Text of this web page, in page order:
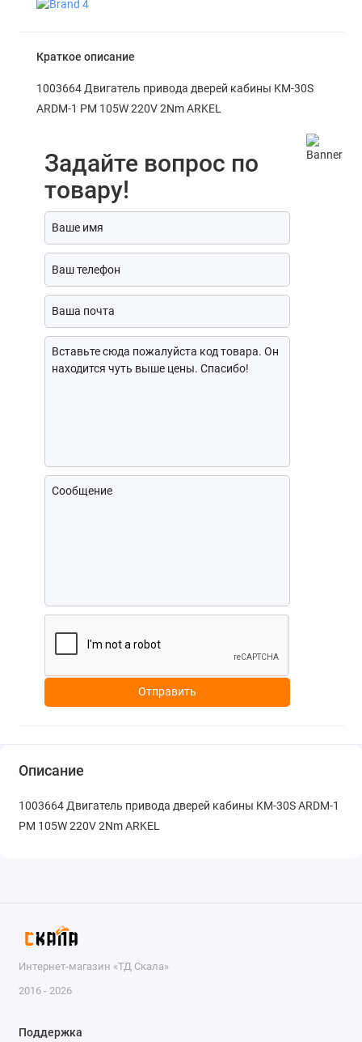
Краткое описание
1003664 Двигатель привода дверей кабины KM-30S
ARDM-1 PM 105W 220V 2Nm ARKEL
Задайте вопрос по
товару!
Отправить
Описание
1003664 Двигатель привода дверей кабины KM-30S ARDM-1
PM 105W 220V 2Nm ARKEL
Интернет-магазин «ТД Скала»
2016 - 2026
Поддержка